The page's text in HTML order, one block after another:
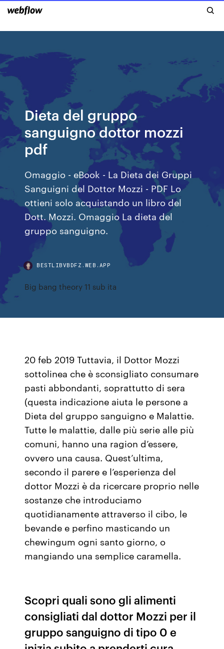
Dieta del gruppo
sanguigno dottor mozzi
pdf
Omaggio - eBook - La Dieta dei Gruppi
Sanguigni del Dottor Mozzi - PDF Lo
ottieni solo acquistando un libro del
Dott. Mozzi. Omaggio La dieta del
gruppo sanguigno.
BESTLIBVBDFZ.WEB.APP
Big bang theory 11 sub ita
20 feb 2019 Tuttavia, il Dottor Mozzi
sottolinea che è sconsigliato consumare
pasti abbondanti, soprattutto di sera
(questa indicazione aiuta le persone a
Dieta del gruppo sanguigno e Malattie.
Tutte le malattie, dalle più serie alle più
comuni, hanno una ragion d’essere,
ovvero una causa. Quest’ultima,
secondo il parere e l’esperienza del
dottor Mozzi è da ricercare proprio nelle
sostanze che introduciamo
quotidianamente attraverso il cibo, le
bevande e perfino masticando un
chewingum ogni santo giorno, o
mangiando una semplice caramella.
Scopri quali sono gli alimenti
consigliati dal dottor Mozzi per il
gruppo sanguigno di tipo 0 e